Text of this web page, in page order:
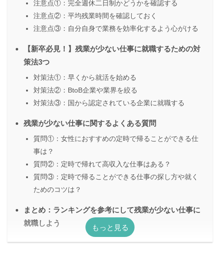
注意点①：完全週休二日制かどうかを確認する
注意点②：平均残業時間を確認しておく
注意点③：自分自身で業務を効率化するよう心がける
【新卒必見！】残業が少ない仕事に就職するための対
策法3つ
対策法①：早くから就活を始める
対策法②：BtoB企業や業界を絞る
対策法③：国から認定されている企業に就職する
残業が少ない仕事に関するよくある質問
質問①：女性におすすめの定時で帰ることができる仕
事は？
質問②：定時で帰れて高収入な仕事はある？
質問③：定時で帰ることができる仕事の探し方や就く
ためのコツは？
まとめ：ランキングを参考にして残業が少ない仕事に
就職しよう